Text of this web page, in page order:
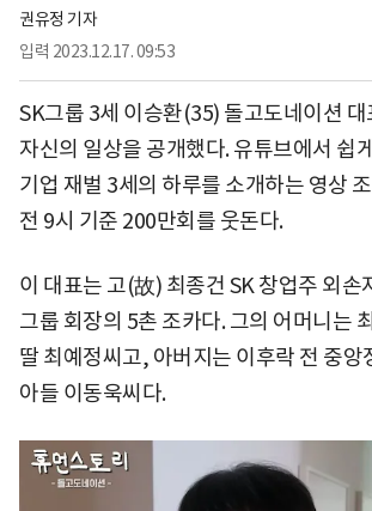
권유정 기자
입력 2023.12.17. 09:53
SK그룹 3세 이승환(35) 돌고도네이션 대
자신의 일상을 공개했다. 유튜브에서 쉽
기업 재벌 3세의 하루를 소개하는 영상
전 9시 기준 200만회를 웃돈다.
이 대표는 고(故) 최종건 SK 창업주 외손
그룹 회장의 5촌 조카다. 그의 어머니는
딸 최예정씨고, 아버지는 이후락 전 중앙
아들 이동욱씨다.